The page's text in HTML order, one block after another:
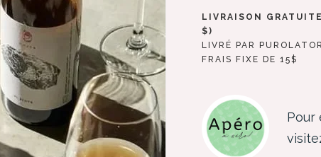
LIVRAISON
$)
LIVRÉ PAR
FRAIS FIXE DE 15$
Pour